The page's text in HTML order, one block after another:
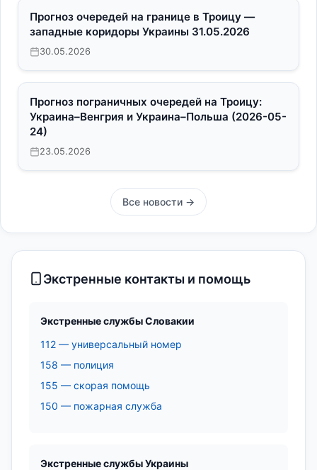
Прогноз очередей на границе в Троицу —
западные коридоры Украины 31.05.2026
30.05.2026
Прогноз пограничных очередей на Троицу:
Украина–Венгрия и Украина–Польша (2026-05-
24)
23.05.2026
Все новости →
Экстренные контакты и помощь
Экстренные службы Словакии
112 — универсальный номер
158 — полиция
155 — скорая помощь
150 — пожарная служба
Экстренные службы Украины